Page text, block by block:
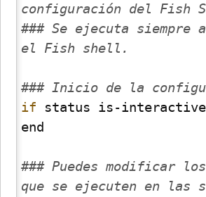
configuración del Fish
### Se ejecuta
el Fish shell.
### Inicio de la
if status is-interactive
end
### Puedes modificar los
que se ejecuten en las